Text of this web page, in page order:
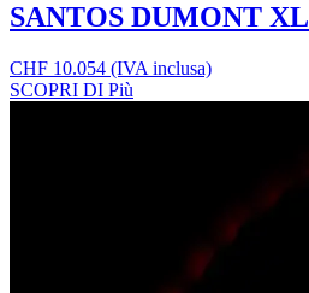
SANTOS DUMONT XL
CHF 10.054 (IVA inclusa)
SCOPRI DI Più